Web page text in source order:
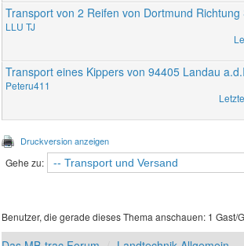
Transport von 2 Reifen von Dortmund Richtung
LLU TJ
Transport eines Kippers von 94405 Landau
Peteru411
Druckversion anzeigen
Gehe zu:
Benutzer, die gerade dieses Thema anschauen: 1 Gast/